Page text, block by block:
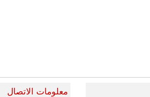
معلومات الاتصال